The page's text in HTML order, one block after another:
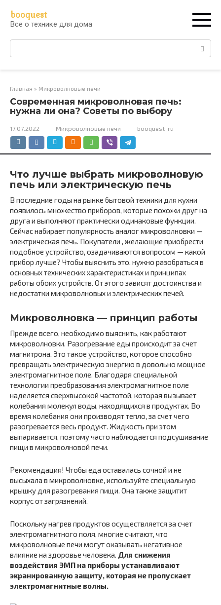
контенту
booquest
Все о технике для дома
Поиск:
Главная » Микроволновые печи
Современная микроволновая печь:
нужна ли она? Советы по выбору
17.07.2022 Микроволновые печи booquest_ru
Что лучше выбрать микроволновую
печь или электрическую печь
В последние годы на рынке бытовой техники для кухни
появилось множество приборов, которые похожи друг на
друга и выполняют практически одинаковые функции.
Сейчас набирает популярность аналог микроволновки —
электрическая печь. Покупатели , желающие приобрести
подобное устройство, озадачиваются вопросом — какой
прибор лучше? Чтобы выяснить это, нужно разобраться в
основных технических характеристиках и принципах
работы обоих устройств. От этого зависят достоинства и
недостатки микроволновых и электрических печей.
Микроволновка — принцип работы
Прежде всего, необходимо выяснить, как работают
микроволновки. Разогревание еды происходит за счет
магнитрона. Это такое устройство, которое способно
превращать электрическую энергию в довольно мощное
электромагнитное поле. Благодаря специальной
технологии преобразования электромагнитное поле
наделяется сверхвысокой частотой, которая вызывает
колебания молекул воды, находящихся в продуктах. Во
время колебания они производят тепло, за счет чего
разогревается весь продукт. Жидкость при этом
выпаривается, поэтому часто наблюдается подсушивание
пищи в микроволновой печи.
Рекомендация! Чтобы еда оставалась сочной и не
высыхала в микроволновке, используйте специальную
крышку для разогревания пищи. Она также защитит
корпус от загрязнений.
Поскольку нагрев продуктов осуществляется за счет
электромагнитного поля, многие считают, что
микроволновые печи могут оказывать негативное
влияние на здоровье человека. Для снижения
воздействия ЭМП на приборы устанавливают
экранированную защиту, которая не пропускает
электромагнитные волны.